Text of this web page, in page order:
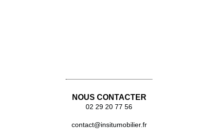
NOUS CONTACTER
02 29 20 77 56
contact@insitumobilier.fr